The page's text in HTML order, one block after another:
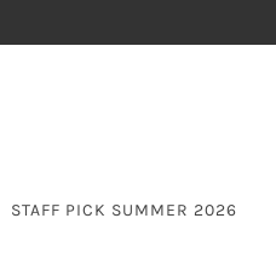
STAFF PICK SUMMER 2026